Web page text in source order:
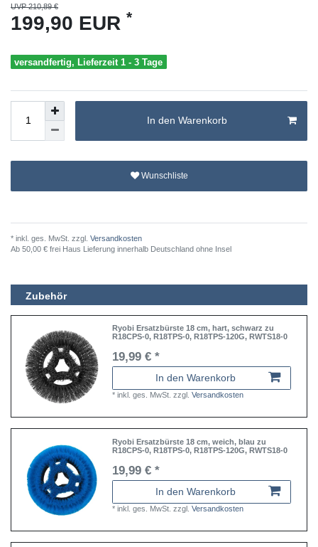
UVP 210,89 €
199,90 EUR *
versandfertig, Lieferzeit 1 - 3 Tage
In den Warenkorb
Wunschliste
* inkl. ges. MwSt. zzgl. Versandkosten
Ab 50,00 € frei Haus Lieferung innerhalb Deutschland ohne Insel
Zubehör
Ryobi Ersatzbürste 18 cm, hart, schwarz zu
R18CPS-0, R18TPS-0, R18TPS-120G, RWTS18-0
19,99 € *
In den Warenkorb
*inkl. ges. MwSt. zzgl.Versandkosten
Ryobi Ersatzbürste 18 cm, weich, blau zu
R18CPS-0, R18TPS-0, R18TPS-120G, RWTS18-0
19,99 € *
In den Warenkorb
*inkl. ges. MwSt. zzgl.Versandkosten